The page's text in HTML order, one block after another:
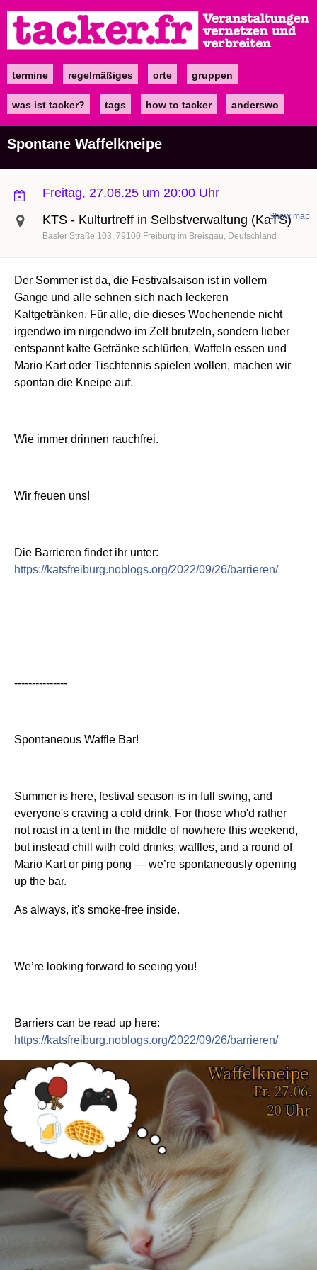
zum
Inhalt
Maintermine regelmäßiges orte gruppen
was ist tacker? tags how to tacker anderswo
Spontane Waffelkneipe
Freitag, 27.06.25 um 20:00 Uhr
KTS - Kulturtreff in Selbstverwaltung (KaTS)
Basler Straße 103 79100 Freiburg im Breisgau Deutschland
Show map
Der Sommer ist da, die Festivalsaison ist in vollem
Gange und alle sehnen sich nach leckeren
Kaltgetränken. Für alle, die dieses Wochenende nicht
irgendwo im nirgendwo im Zelt brutzeln, sondern lieber
entspannt kalte Getränke schlürfen, Waffeln essen und
Mario Kart oder Tischtennis spielen wollen, machen wir
spontan die Kneipe auf.
Wie immer drinnen rauchfrei.
Wir freuen uns!
Die Barrieren findet ihr unter:
https://katsfreiburg.noblogs.org/2022/09/26/barrieren/
---------------
Spontaneous Waffle Bar!
Summer is here, festival season is in full swing, and
everyone's craving a cold drink. For those who'd rather
not roast in a tent in the middle of nowhere this weekend,
but instead chill with cold drinks, waffles, and a round of
Mario Kart or ping pong — we’re spontaneously opening
up the bar.
As always, it's smoke-free inside.
We’re looking forward to seeing you!
Barriers can be read up here:
https://katsfreiburg.noblogs.org/2022/09/26/barrieren/